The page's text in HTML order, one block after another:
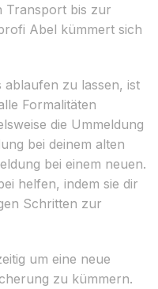
Transport bis zur
Abel kümmert sich
ablaufen zu lassen, ist
Formalitäten
die Ummeldung
bei deinem alten
bei einem neuen.
helfen, indem sie dir
Schritten zur
um eine neue
zu kümmern.